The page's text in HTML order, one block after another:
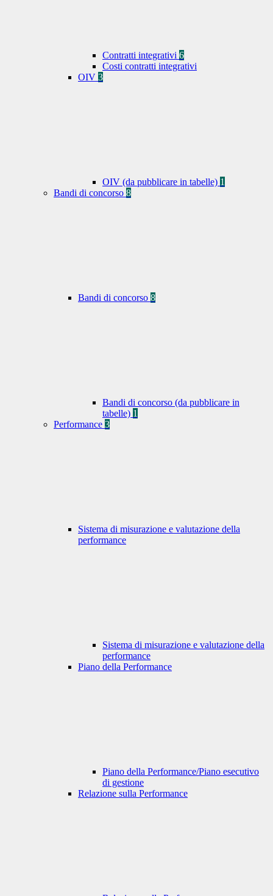
Contratti integrativi 6
Costi contratti integrativi
OIV 3
OIV (da pubblicare in tabelle) 1
Bandi di concorso 8
Bandi di concorso 8
Bandi di concorso (da pubblicare in
tabelle) 1
Performance 3
Sistema di misurazione e valutazione della
performance
Sistema di misurazione e valutazione della
performance
Piano della Performance
Piano della Performance/Piano esecutivo
di gestione
Relazione sulla Performance